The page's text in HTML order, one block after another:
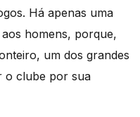
Há apenas uma
homens, porque,
um dos grandes
o clube por sua